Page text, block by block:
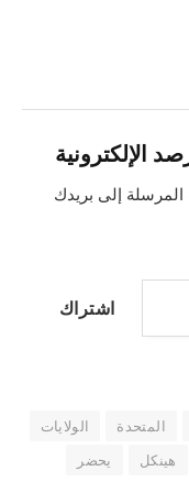
الإلكترونية
إلى بريدك
اشتراك
المتحدة
الولايات
هينكل يحضر